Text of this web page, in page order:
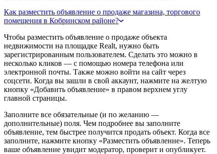
Как разместить объявление о продаже магазина, торгового
помещения в Кобринском районе?
Чтобы разместить объявление о продаже объекта
недвижимости на площадке Realt, нужно быть
зарегистрированным пользователем. Сделать это можно в
несколько кликов — с помощью номера телефона или
электронной почты. Также можно войти на сайт через
соцсети. Когда вы зашли в свой аккаунт, нажмите на желтую
кнопку «Добавить объявление» в правом верхнем углу
главной страницы.
Заполните все обязательные (и по желанию —
дополнительные) поля. Чем подробнее вы заполните
объявление, тем быстрее получится продать объект. Когда все
заполните, нажмите кнопку «Разместить объявление». Теперь
ваше объявление увидит модератор, проверит и опубликует.